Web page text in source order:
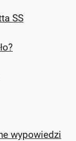
SS
wypowiedzi